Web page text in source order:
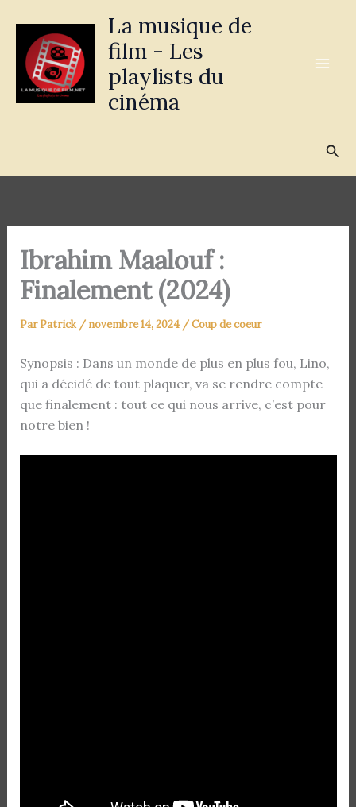
contenu
La musique de
film - Les
playlists du
cinéma
Ibrahim Maalouf :
Finalement (2024)
ParPatrick / novembre 14, 2024 /Coup de coeur
Synopsis : Dans un monde de plus en plus fou, Lino,
qui a décidé de tout plaquer, va se rendre compte
que finalement : tout ce qui nous arrive, c’est pour
notre bien !